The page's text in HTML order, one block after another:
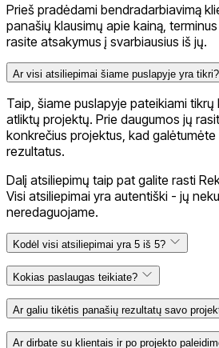
Prieš pradėdami bendradarbiavimą
panašių klausimų apie kainą,
rasite atsakymus į svarbiausius iš jų.
Ar visi atsiliepimai šiame puslapyje yra tikri?
Taip, šiame puslapyje pateikiami
atliktų projektų. Prie daugumos jų
konkrečius projektus, kad
rezultatus.
Dalį atsiliepimų taip pat galite rasti
Visi atsiliepimai yra autentiški - jų
neredaguojame.
Kodėl visi atsiliepimai yra 5 iš 5?
Orientuojamės į kokybišką rezultatą ir
bendradarbiavimo procesą - nuo
įgyvendinimo. Mūsų tikslas, kad
tik galutiniu rezultatu, bet ir visa
sulaukiame teigiamų atsiliepimų.
Kokias paslaugas teikiate?
Teikiame internetinių svetainių ir
kūrimo, SEO optimizavimo,
individualių sprendimų kūrimo
Ar galiu tikėtis panašių rezultatų savo
Kiekvienas projektas yra skirtingas,
Ar dirbate su klientais ir po projekto